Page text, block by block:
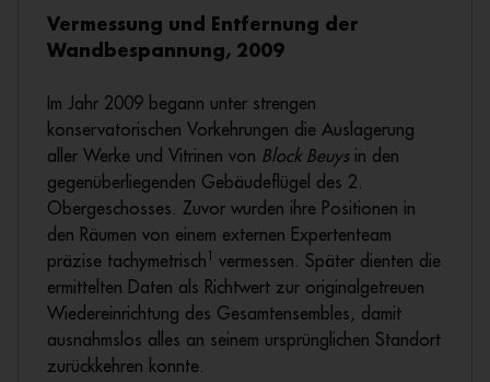
Vermessung und Entfernung der
Wandbespannung, 2009
Im Jahr 2009 begann unter strengen
konservatorischen Vorkehrungen die Auslagerung
aller Werke und Vitrinen von Block Beuysin den
gegenüberliegenden Gebäudeflügel des 2.
Obergeschosses. Zuvor wurden ihre Positionen in
den Räumen von einem externen Expertenteam
präzise tachymetrisch
vermessen. Später dienten die
ermittelten Daten als Richtwert zur originalgetreuen
Wiedereinrichtung des Gesamtensembles, damit
ausnahmslos alles an seinem ursprünglichen Standort
zurückkehren konnte.